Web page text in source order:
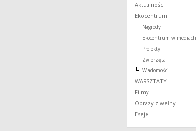
Aktualności
Ekocentrum
Nagrody
Ekocentrum w mediach
Projekty
Zwierzęta
Wiadomości
WARSZTATY
Filmy
Obrazy z wełny
Eseje